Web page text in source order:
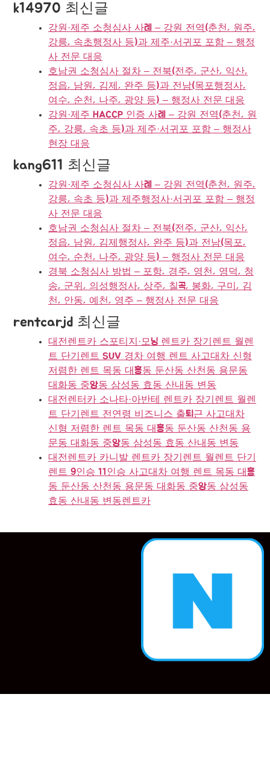
k14970 최신글
강원·제주 소청심사 사례 – 강원 전역(춘천, 원주,
강릉, 속초행정사 등)과 제주·서귀포 포함 – 행정
사 전문 대응
호남권 소청심사 절차 – 전북(전주, 군산, 익산,
정읍, 남원, 김제, 완주 등)과 전남(목포행정사,
여수, 순천, 나주, 광양 등) – 행정사 전문 대응
강원·제주 HACCP 인증 사례 – 강원 전역(춘천, 원
주, 강릉, 속초 등)과 제주·서귀포 포함 – 행정사
현장 대응
kang611 최신글
강원·제주 소청심사 사례 – 강원 전역(춘천, 원주,
강릉, 속초 등)과 제주행정사·서귀포 포함 – 행정
사 전문 대응
호남권 소청심사 절차 – 전북(전주, 군산, 익산,
정읍, 남원, 김제행정사, 완주 등)과 전남(목포,
여수, 순천, 나주, 광양 등) – 행정사 전문 대응
경북 소청심사 방법 – 포항, 경주, 영천, 영덕, 청
송, 군위, 의성행정사, 상주, 칠곡, 봉화, 구미, 김
천, 안동, 예천, 영주 – 행정사 전문 대응
rentcarjd 최신글
대전렌트카 스포티지·모닝 렌트카 장기렌트 월렌
트 단기렌트 SUV 경차 여행 렌트 사고대차 신형
저렴한 렌트 목동 대흥동 둔산동 산천동 용문동
대화동 중앙동 삼성동 효동 산내동 변동
대전렌터카 소나타·아반테 렌트카 장기렌트 월렌
트 단기렌트 전연령 비즈니스 출퇴근 사고대차
신형 저렴한 렌트 목동 대흥동 둔산동 산천동 용
문동 대화동 중앙동 삼성동 효동 산내동 변동
대전렌트카 카니발 렌트카 장기렌트 월렌트 단기
렌트 9인승 11인승 사고대차 여행 렌트 목동 대흥
동 둔산동 산천동 용문동 대화동 중앙동 삼성동
효동 산내동 변동렌트카